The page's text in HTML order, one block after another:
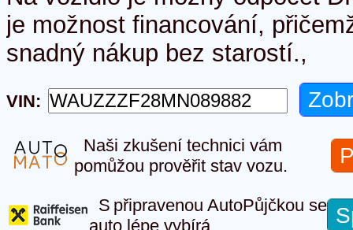
je možnost financování,
snadný nákup bez starostí.,
VIN:
Naši zkušení technici vám
pomůžou prověřit stav vozu.
S připravenou AutoPůjčkou se
auto lépe vybírá.